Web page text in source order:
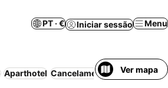
PT · € Iniciar sessão Menu
Aparthotel Cancelamento gratuito
Ver mapa